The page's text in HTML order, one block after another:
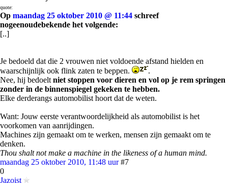
quote:
Op maandag 25 oktober 2010 @ 11:44 schreef
nogeenoudebekende het volgende:
[..]
Je bedoeld dat die 2 vrouwen niet voldoende afstand hielden en
waarschijnlijk ook flink zaten te beppen.
.
Nee, hij bedoelt niet stoppen voor dieren en vol op je rem springen
zonder in de binnenspiegel gekeken te hebben.
Elke derderangs automobilist hoort dat de weten.
Want: Jouw eerste verantwoordelijkheid als automobilist is het
voorkomen van aanrijdingen.
Machines zijn gemaakt om te werken, mensen zijn gemaakt om te
denken.
Thou shalt not make a machine in the likeness of a human mind.
maandag 25 oktober 2010, 11:48 uur #7
0
Jazoist